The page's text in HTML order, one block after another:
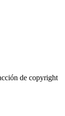
de copyright